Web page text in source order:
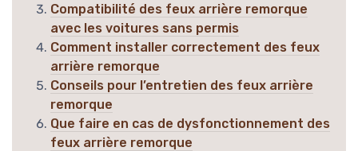
Compatibilité des feux arrière remorque
avec les voitures sans permis
Comment installer correctement des feux
arrière remorque
Conseils pour l’entretien des feux arrière
remorque
Que faire en cas de dysfonctionnement des
feux arrière remorque